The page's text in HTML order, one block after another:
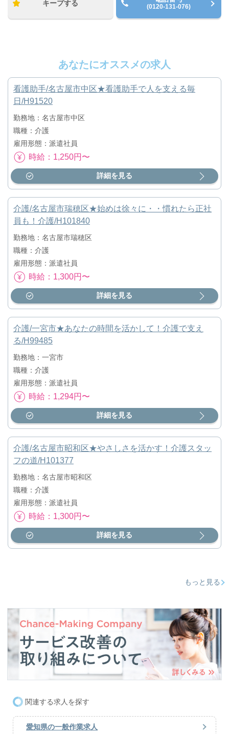
キープする (0120-131-076)
あなたにオススメの求人
看護助手/名古屋市中区★看護助手で人を支える毎
日/H91520
勤務地：名古屋市中区
職種：介護
雇用形態：派遣社員
時給：1,250円〜
詳細を見る
介護/名古屋市瑞穂区★始めは徐々に・・慣れたら正社
員も！介護/H101840
勤務地：名古屋市瑞穂区
職種：介護
雇用形態：派遣社員
時給：1,300円〜
詳細を見る
介護/一宮市★あなたの時間を活かして！介護で支え
る/H99485
勤務地：一宮市
職種：介護
雇用形態：派遣社員
時給：1,294円〜
詳細を見る
介護/名古屋市昭和区★やさしさを活かす！介護スタッ
フの道/H101377
勤務地：名古屋市昭和区
職種：介護
雇用形態：派遣社員
時給：1,300円〜
詳細を見る
もっと見る
関連する求人を探す
愛知県の一般作業求人